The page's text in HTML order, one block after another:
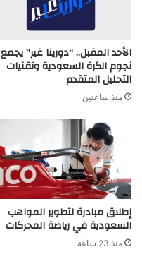
الأحد المقبل.. “دورينا غير” يجمع
نجوم الكرة السعودية وتقنيات
التحليل المتقدم
منذ ساعتين
إطلاق مبادرة لتطوير المواهب
السعودية في رياضة المحركات
منذ 23 ساعة